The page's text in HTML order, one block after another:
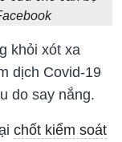
khỏi xót xa
dịch Covid-19
do say nắng.
chốt kiểm soát